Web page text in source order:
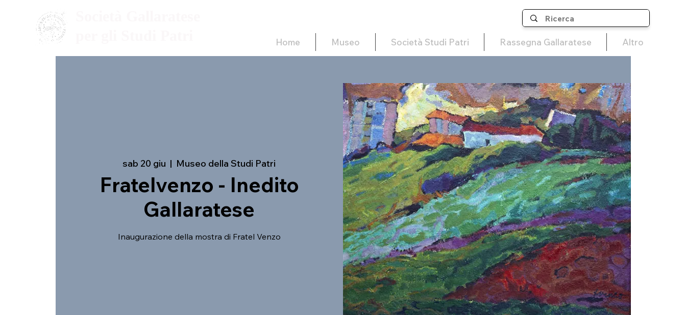
Home Museo Società Studi Patri Rassegna Gallaratese Altro
sab 20 giu
  |
Museo della Studi Patri
Fratelvenzo - Inedito
Gallaratese
Inaugurazione della mostra di Fratel Venzo